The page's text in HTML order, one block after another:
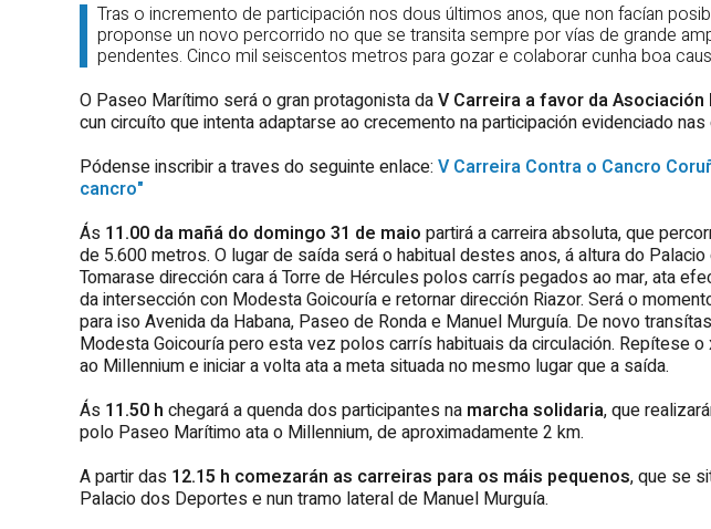
Tras o incremento de participación nos dous últimos anos, que non facían
proponse un novo percorrido no que se transita sempre por vías de grande
pendentes. Cinco mil seiscentos metros para gozar e colaborar cunha boa
O Paseo Marítimo será o gran protagonista daV Carreira a favor da
cun circuíto que intenta adaptarse ao crecemento na participación evidenciado
Pódense inscribir a traves do seguinte enlace: V Carreira Contra o Cancro
cancro"
Ás 11.00 da mañá do domingo 31 de maio partirá a carreira absoluta, que
de 5.600 metros. O lugar de saída será o habitual destes anos, á altura do
Tomarase dirección cara á Torre de Hércules polos carrís pegados ao mar, ata
da intersección con Modesta Goicouría e retornar dirección Riazor. Será o
para iso Avenida da Habana, Paseo de Ronda e Manuel Murguía. De novo
Modesta Goicouría pero esta vez polos carrís habituais da circulación. Repítese
ao Millennium e iniciar a volta ata a meta situada no mesmo lugar que a saída.
Ás 11.50 h chegará a quenda dos participantes na marcha solidaria, que
polo Paseo Marítimo ata o Millennium, de aproximadamente 2 km.
A partir das 12.15 h comezarán as carreiras para os máis pequenos, que se
Palacio dos Deportes e nun tramo lateral de Manuel Murguía.